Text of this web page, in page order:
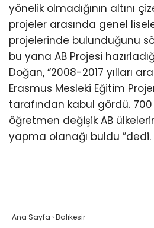
yönelik olmadığının altını
projeler arasında genel
projelerinde bulunduğunu
bu yana AB Projesi
Doğan, “2008-2017 yılları
Erasmus Mesleki Eğitim
tarafından kabul gördü.
öğretmen değişik AB
yapma olanağı buldu ”dedi.
Ana Sayfa ›Balıkesir